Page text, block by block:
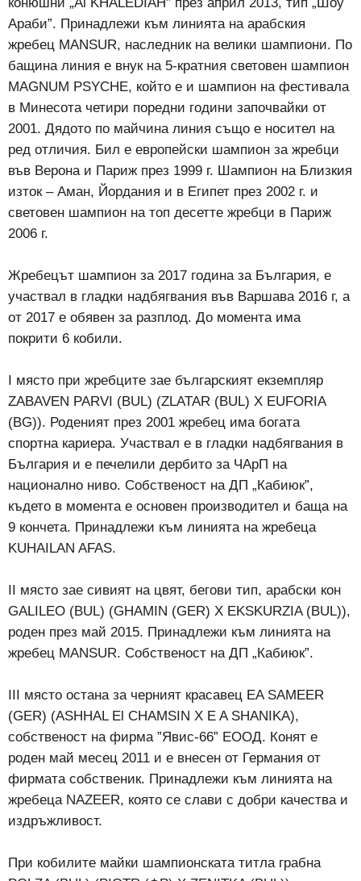
Араби”. Принадлежи към линията на арабския
жребец MANSUR, наследник на велики шампиони. По
бащина линия е внук на 5-кратния световен шампион
MAGNUM PSYCHE, който е и шампион на фестивала
в Минесота четири поредни години започвайки от
2001. Дядото по майчина линия също е носител на
ред отличия. Бил е европейски шампион за жребци
във Верона и Париж през 1999 г. Шампион на Близкия
изток – Аман, Йордания и в Египет през 2002 г. и
световен шампион на топ десетте жребци в Париж
2006 г.
Жребецът шампион за 2017 година за България, е
участвал в гладки надбягвания във Варшава 2016 г, а
от 2017 е обявен за разплод. До момента има
покрити 6 кобили.
I място при жребците зае българският екземпляр
ZABAVEN PARVI (BUL) (ZLATAR (BUL) X EUFORIA
(BG)). Роденият през 2001 жребец има богата
спортна кариера. Участвал е в гладки надбягвания в
България и е печелили дербито за ЧАрП на
национално ниво. Собственост на ДП „Кабиюк”,
където в момента е основен производител и баща на
9 кончета. Принадлежи към линията на жребеца
KUHAILAN AFAS.
II място зае сивият на цвят, бегови тип, арабски кон
GALILEO (BUL) (GHAMIN (GER) X EKSKURZIA (BUL)),
роден през май 2015. Принадлежи към линията на
жребец MANSUR. Собственост на ДП „Кабиюк”.
III място остана за черният красавец EA SAMEER
(GER) (ASHHAL El CHAMSIN X E A SHANIKA),
собственост на фирма ”Явис-66” ЕООД. Конят е
роден май месец 2011 и е внесен от Германия от
фирмата собственик. Принадлежи към линията на
жребеца NAZEER, която се слави с добри качества и
издръжливост.
При кобилите майки шампионската титла грабна